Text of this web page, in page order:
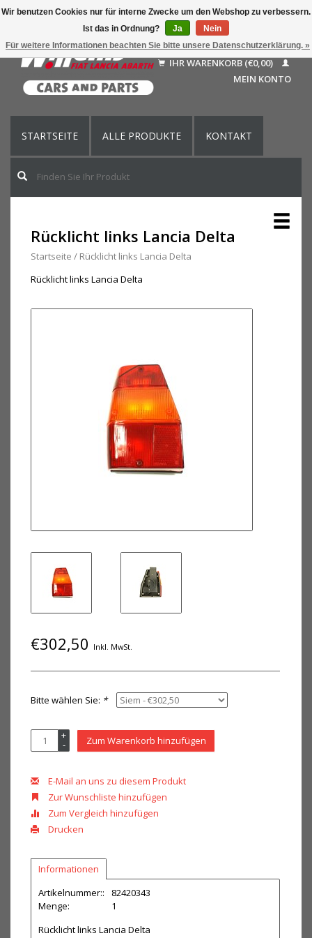
Nederlands
Français
English (US)
IHR WARENKORB (€0,00)
MEIN KONTO
STARTSEITE ALLE PRODUKTE KONTAKT
Rücklicht links Lancia Delta
Startseite / Rücklicht links Lancia Delta
Rücklicht links Lancia Delta
€302,50 Inkl. MwSt.
Bitte wählen Sie: *
+
- Zum Warenkorb hinzufügen
E-Mail an uns zu diesem Produkt
Zur Wunschliste hinzufügen
Zum Vergleich hinzufügen
Drucken
Informationen
Artikelnummer::
82420343
Menge:
1
Rücklicht links Lancia Delta
Wir benutzen Cookies nur für interne Zwecke um den Webshop zu verbessern.
Ist das in Ordnung?
Ja
Nein
Für weitere Informationen beachten Sie bitte unsere Datenschutzerklärung. »